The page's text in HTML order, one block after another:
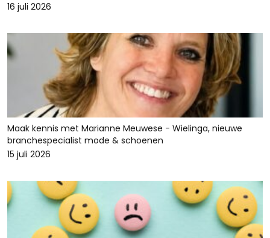
16 juli 2026
Maak kennis met Marianne Meuwese - Wielinga, nieuwe
branchespecialist mode & schoenen
15 juli 2026